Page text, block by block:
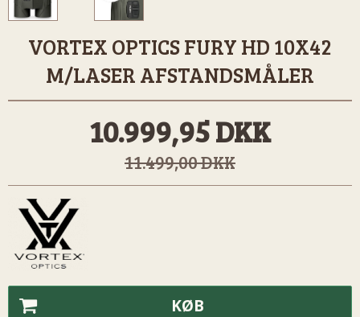
VORTEX OPTICS FURY HD 10X42
M/LASER AFSTANDSMÅLER
10.999,95 DKK
11.499,00 DKK
KØB